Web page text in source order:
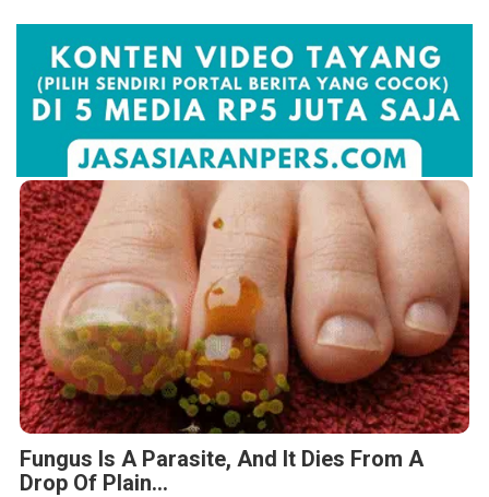
Fungus Is A Parasite, And It Dies From A
Drop Of Plain...